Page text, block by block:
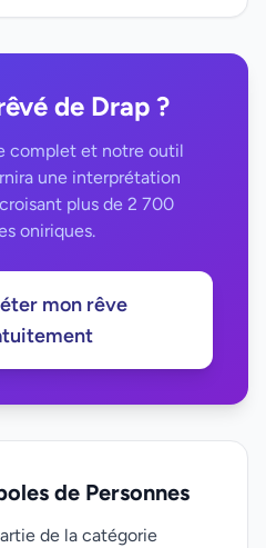
de Drap ?
complet et notre outil
une interprétation
plus de 2 700
oniriques.
mon rêve
de Personnes
de la catégorie